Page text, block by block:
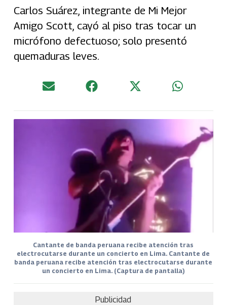
Carlos Suárez, integrante de Mi Mejor
Amigo Scott, cayó al piso tras tocar un
micrófono defectuoso; solo presentó
quemaduras leves.
Cantante de banda peruana recibe atención tras
electrocutarse durante un concierto en Lima. Cantante de
banda peruana recibe atención tras electrocutarse durante
un concierto en Lima. (Captura de pantalla)
Publicidad